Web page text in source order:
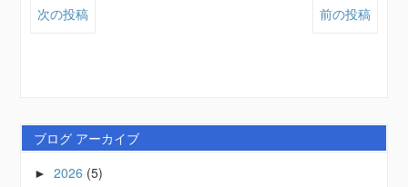
次の投稿 前の投稿
ブログ アーカイブ
►2026 (5)